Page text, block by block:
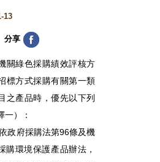
13
分享
關綠色採購績效評核方
標方式採購有關第一類
之產品時，優先以下列
一）：
政府採購法第96條及機
購環境保護產品辦法，